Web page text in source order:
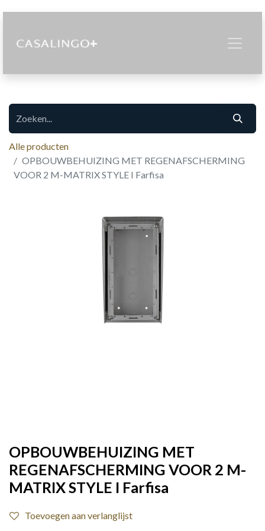
Alle producten
OPBOUWBEHUIZING MET REGENAFSCHERMING
VOOR 2 M-MATRIX STYLE I Farfisa
OPBOUWBEHUIZING MET
REGENAFSCHERMING VOOR 2 M-
MATRIX STYLE I Farfisa
Toevoegen aan verlanglijst